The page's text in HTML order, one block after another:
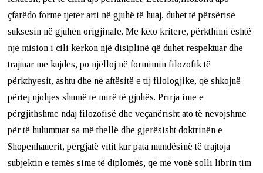
çfarëdo forme tjetër arti në gjuhë të huaj, duhet të përsërisë
suksesin në gjuhën origjinale. Me këto kritere, përkthimi është
një mision i cili kërkon një disiplinë që duhet respektuar dhe
trajtuar me kujdes, po njëlloj në formimin filozofik të
përkthyesit, ashtu dhe në aftësitë e tij filologjike, që shkojnë
përtej njohjes shumë të mirë të gjuhës. Prirja ime e
përgjithshme ndaj filozofisë dhe veçanërisht ato të nevojshme
për të hulumtuar sa më thellë dhe gjerësisht doktrinën e
Shopenhauerit, përgjatë vitit kur pata mundësinë të trajtoja
subjektin e temës sime të diplomës, që më vonë solli librin tim